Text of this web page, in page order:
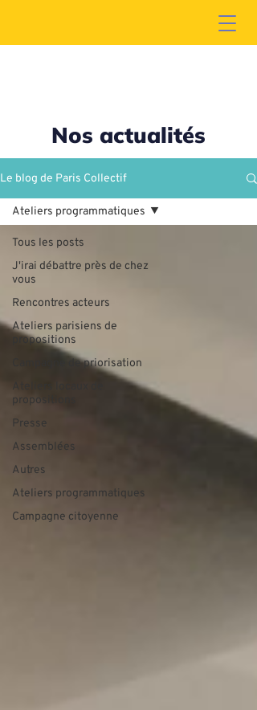
Nos actualités
Le blog de Paris Collectif
Tous les posts
J'irai débattre près de chez
vous
Rencontres acteurs
Ateliers parisiens de
propositions
Campagne de priorisation
Ateliers locaux de
propositions
Presse
Assemblées
Autres
Ateliers programmatiques
Campagne citoyenne
Ateliers programmatiques